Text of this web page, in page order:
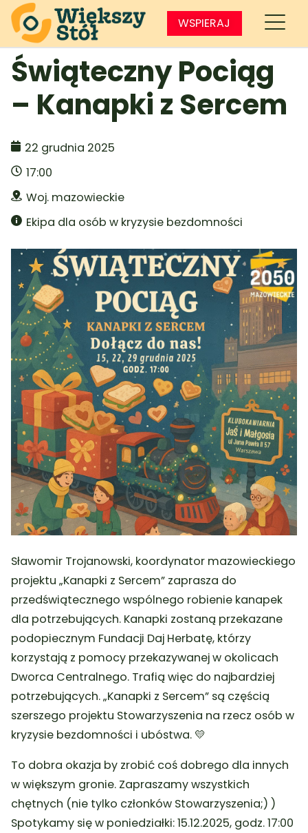
WSPIERAJ
Świąteczny Pociąg
– Kanapki z Sercem
22 grudnia 2025
17:00
Woj. mazowieckie
Ekipa dla osób w kryzysie bezdomności
Sławomir Trojanowski, koordynator mazowieckiego
projektu „Kanapki z Sercem” zaprasza do
przedświątecznego wspólnego robienie kanapek
dla potrzebujących. Kanapki zostaną przekazane
podopiecznym Fundacji Daj Herbatę, którzy
korzystają z pomocy przekazywanej w okolicach
Dworca Centralnego. Trafią więc do najbardziej
potrzebujących. „Kanapki z Sercem” są częścią
szerszego projektu Stowarzyszenia na rzecz osób w
kryzysie bezdomności i ubóstwa. 💛
To dobra okazja by zrobić coś dobrego dla innych
w większym gronie. Zapraszamy wszystkich
chętnych (nie tylko członków Stowarzyszenia;) )
Spotykamy się w poniedziałki: 15.12.2025, godz. 17:00